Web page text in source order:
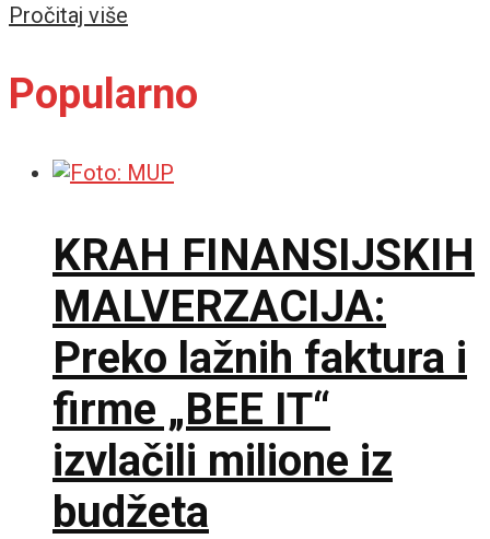
Pročitaj više
Popularno
KRAH FINANSIJSKIH
MALVERZACIJA:
Preko lažnih faktura i
firme „BEE IT“
izvlačili milione iz
budžeta